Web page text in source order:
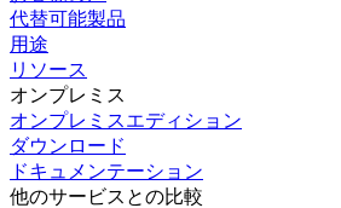
代替可能製品
用途
リソース
オンプレミス
オンプレミスエディション
ダウンロード
ドキュメンテーション
他のサービスとの比較